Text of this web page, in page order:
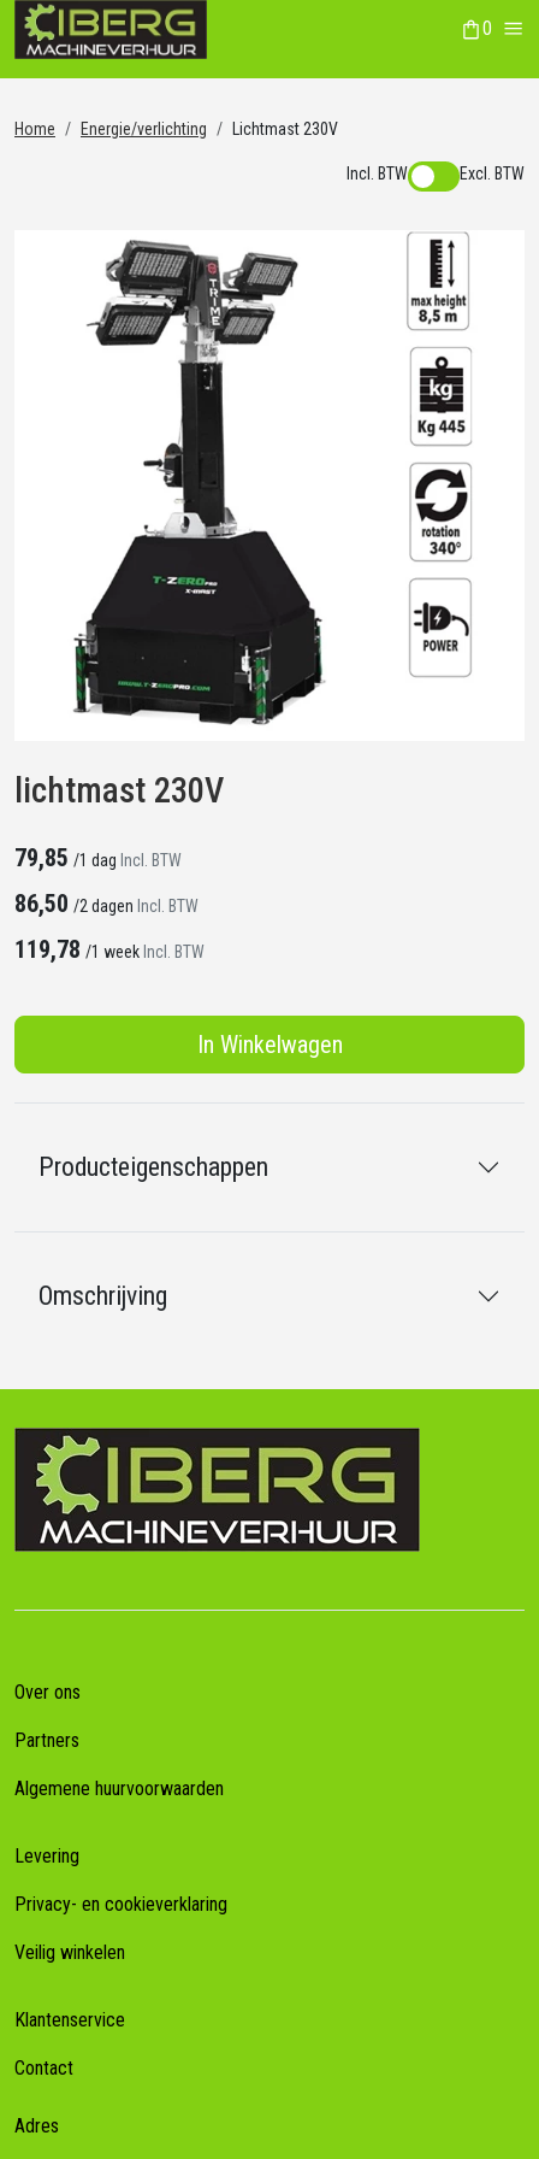
0
Home Energie/verlichting Lichtmast 230V
Incl. BTW Excl. BTW
lichtmast 230V
79,85 /1 dag Incl. BTW
86,50 /2 dagen Incl. BTW
119,78 /1 week Incl. BTW
In Winkelwagen
Producteigenschappen
Omschrijving
Over ons
Partners
Algemene huurvoorwaarden
Levering
Privacy- en cookieverklaring
Veilig winkelen
Klantenservice
Contact
Adres